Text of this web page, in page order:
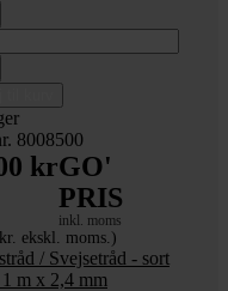
8008500
krGO'
PRIS
inkl. moms
ekskl. moms.)
/ Svejsetråd - sort
m x 2,4 mm